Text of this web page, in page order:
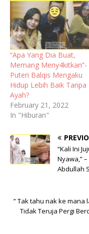
“Apa Yang Dia Buat,
Memang Meny4kitkan”-
Puteri Balqis Mengaku
Hidup Lebih Baik Tanpa
Ayah?
February 21, 2022
In "Hiburan"
“Kali Ini
Nyawa,”
Abdullah
” Tak tahu nak ke mana
Tidak Teruja Pergi